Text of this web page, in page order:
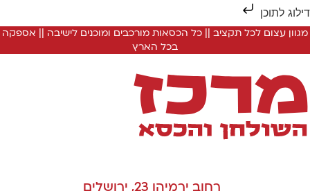
לתוכן
מגוון עצום לכל תקציב || כל הכסאות מורכבים ומוכנים לישיבה || אספקה
בכל הארץ
רחוב ירמיהו 23, ירושלים